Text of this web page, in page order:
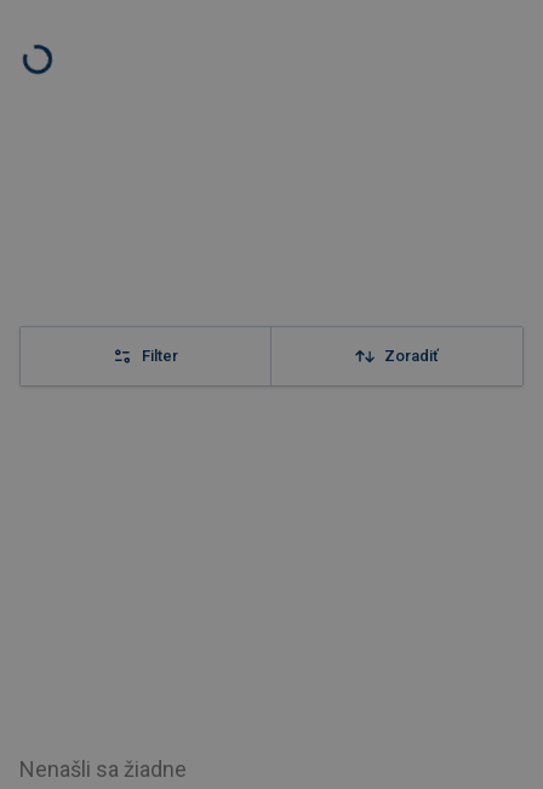
Filter Zoradiť
Nenašli sa žiadne